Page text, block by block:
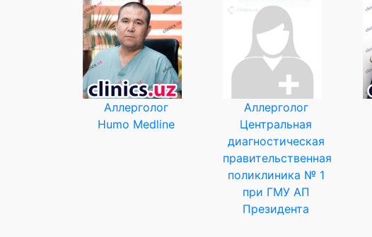
Аллерголог
Humo Medline
Аллерголог
Центральная
диагностическая
правительственная
поликлиника № 1
при ГМУ АП
Президента